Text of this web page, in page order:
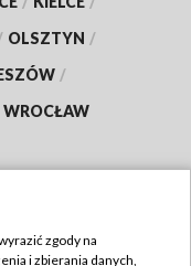
OLSZTYN /
/
WROCŁAW
zgody na
i zbierania danych,